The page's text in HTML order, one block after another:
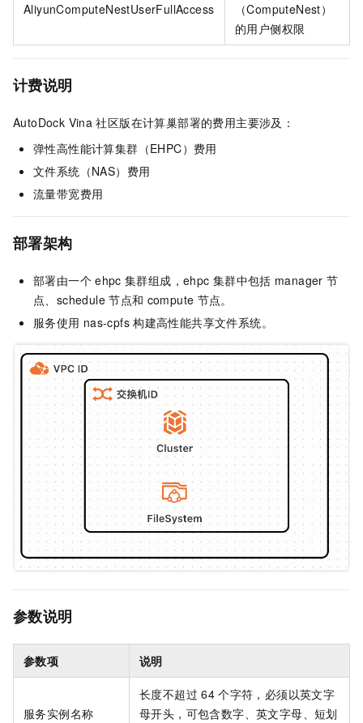
AliyunComputeNestUserFullAccess
（ComputeNest）
的用户侧权限
计费说明
AutoDock Vina 社区版在计算巢部署的费用主要涉及：
弹性高性能计算集群（EHPC）费用
文件系统（NAS）费用
流量带宽费用
部署架构
部署由一个 ehpc 集群组成，ehpc 集群中包括 manager 节
点、schedule 节点和 compute 节点。
服务使用 nas-cpfs 构建高性能共享文件系统。
参数说明
参数项 说明
服务实例名称
长度不超过 64 个字符，必须以英文字
母开头，可包含数字、英文字母、短划